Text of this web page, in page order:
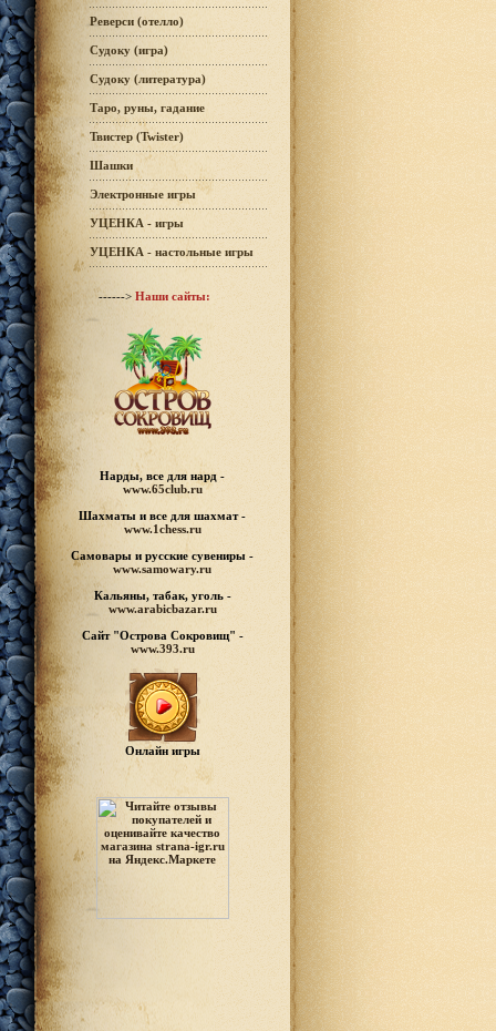
Реверси (отелло)
Судоку (игра)
Судоку (литература)
Таро, руны, гадание
Твистер (Twister)
Шашки
Электронные игры
УЦЕНКА - игры
УЦЕНКА - настольные игры
------> Наши сайты:
Нарды, все для нард -
www.65club.ru
Шахматы и все для шахмат -
www.1chess.ru
Самовары и русскиесувениры -
www.samowary.ru
Кальяны, табак, уголь -
www.arabicbazar.ru
Сайт "Острова Сокровищ" -
www.393.ru
Онлайн игры